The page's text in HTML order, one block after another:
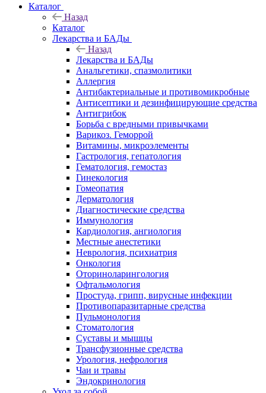
Каталог
Назад
Каталог
Лекарства и БАДы
Назад
Лекарства и БАДы
Анальгетики, спазмолитики
Аллергия
Антибактериальные и противомикробные
Антисептики и дезинфицирующие средства
Антигрибок
Борьба с вредными привычками
Варикоз. Геморрой
Витамины, микроэлементы
Гастрология, гепатология
Гематология, гемостаз
Гинекология
Гомеопатия
Дерматология
Диагностические средства
Иммунология
Кардиология, ангиология
Местные анестетики
Неврология, психиатрия
Онкология
Оториноларингология
Офтальмология
Простуда, грипп, вирусные инфекции
Противопаразитарные средства
Пульмонология
Стоматология
Суставы и мышцы
Трансфузионные средства
Урология, нефрология
Чаи и травы
Эндокринология